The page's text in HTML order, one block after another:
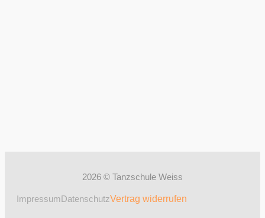
2026 © Tanzschule Weiss
ImpressumDatenschutzVertrag widerrufen